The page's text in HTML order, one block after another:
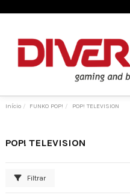
Início FUNKO POP! POP! TELEVISION
POP! TELEVISION
Filtrar